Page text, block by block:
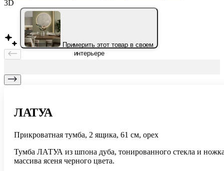
3D
Примерить этот товар в своем
интерьере
ЛАТУА
Прикроватная тумба, 2 ящика, 61 см, орех
Тумба ЛАТУА из шпона дуба, тонированного стекла и
массива ясеня черного цвета.